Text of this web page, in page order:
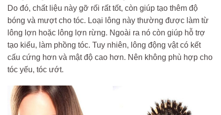
Do đó, chất liệu này gỡ rối rất tốt, còn giúp tạo thêm độ
bóng và mượt cho tóc. Loại lông này thường được làm từ
lông lợn hoặc lông lợn rừng. Ngoài ra nó còn giúp hỗ trợ
tạo kiểu, làm phồng tóc. Tuy nhiên, lông động vật có kết
cấu cứng hơn và mật độ cao hơn. Nên không phù hợp cho
tóc yếu, tóc ướt.